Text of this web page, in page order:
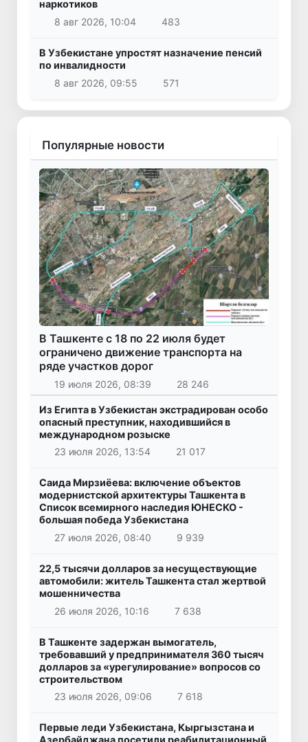
наркотиков
8 авг 2026, 10:04
483
В Узбекистане упростят назначение пенсий
по инвалидности
8 авг 2026, 09:55
571
Популярные новости
В Ташкенте с 18 по 22 июля будет
ограничено движение транспорта на
ряде участков дорог
19 июля 2026, 08:39 28 246
Из Египта в Узбекистан экстрадирован особо
опасный преступник, находившийся в
международном розыске
23 июля 2026, 13:54
21 017
Саида Мирзиёева: включение объектов
модернистской архитектуры Ташкента в
Список всемирного наследия ЮНЕСКО -
большая победа Узбекистана
27 июля 2026, 08:40
9 939
22,5 тысячи долларов за несуществующие
автомобили: житель Ташкента стал жертвой
мошенничества
26 июля 2026, 10:16
7 638
В Ташкенте задержан вымогатель,
требовавший у предпринимателя 360 тысяч
долларов за «урегулирование» вопросов со
строительством
23 июля 2026, 09:06
7 618
Первые леди Узбекистана, Кыргызстана и